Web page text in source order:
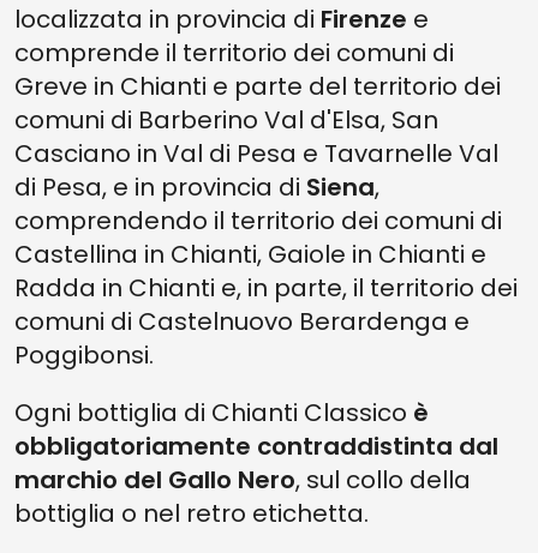
localizzata in provincia di Firenze e
comprende il territorio dei comuni di
Greve in Chianti e parte del territorio dei
comuni di Barberino Val d'Elsa, San
Casciano in Val di Pesa e Tavarnelle Val
di Pesa, e in provincia di Siena,
comprendendo il territorio dei comuni di
Castellina in Chianti, Gaiole in Chianti e
Radda in Chianti e, in parte, il territorio dei
comuni di Castelnuovo Berardenga e
Poggibonsi.
Ogni bottiglia di Chianti Classico è
obbligatoriamente contraddistinta dal
marchio del Gallo Nero, sul collo della
bottiglia o nel retro etichetta.